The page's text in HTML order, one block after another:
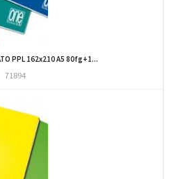
PPL 162x210 A5 80fg+1...
71894